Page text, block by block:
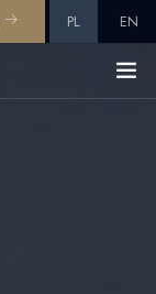
PL EN